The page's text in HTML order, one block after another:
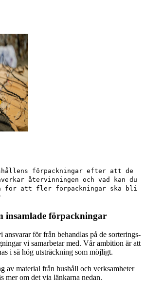
förpackningar efter att de
återvinningen och vad kan du
för att fler förpackningar ska bli
insamlade förpackningar
för från behandlas på de sorterings-
vi samarbetar med. Vår ambition är att
i så hög utsträckning som möjligt.
av material från hushåll och verksamheter
mer om det via länkarna nedan.